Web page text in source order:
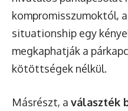
kompromisszumoktól,
situationship egy
megkaphatják a
kötöttségek nélkül.
Másrészt, a választék